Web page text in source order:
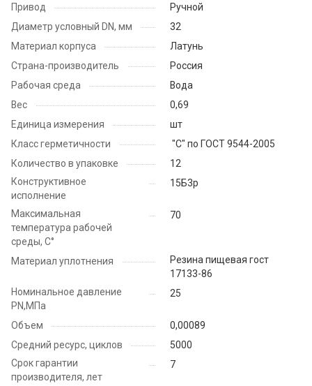
Привод
Ручной
Диаметр условный DN, мм
32
Материал корпуса
Латунь
Страна-производитель
Россия
Рабочая среда
Вода
Вес
0,69
Единица измерения
шт
Класс герметичности
"С" по ГОСТ 9544-2005
Количество в упаковке
12
Конструктивное
исполнение
15Б3р
Максимальная
температура рабочей
среды, С°
70
Материал уплотнения
Резина пищевая гост
17133-86
Номинальное давление
PN,МПа
25
Объем
0,00089
Средний ресурс, циклов
5000
Срок гарантии
производителя, лет
7